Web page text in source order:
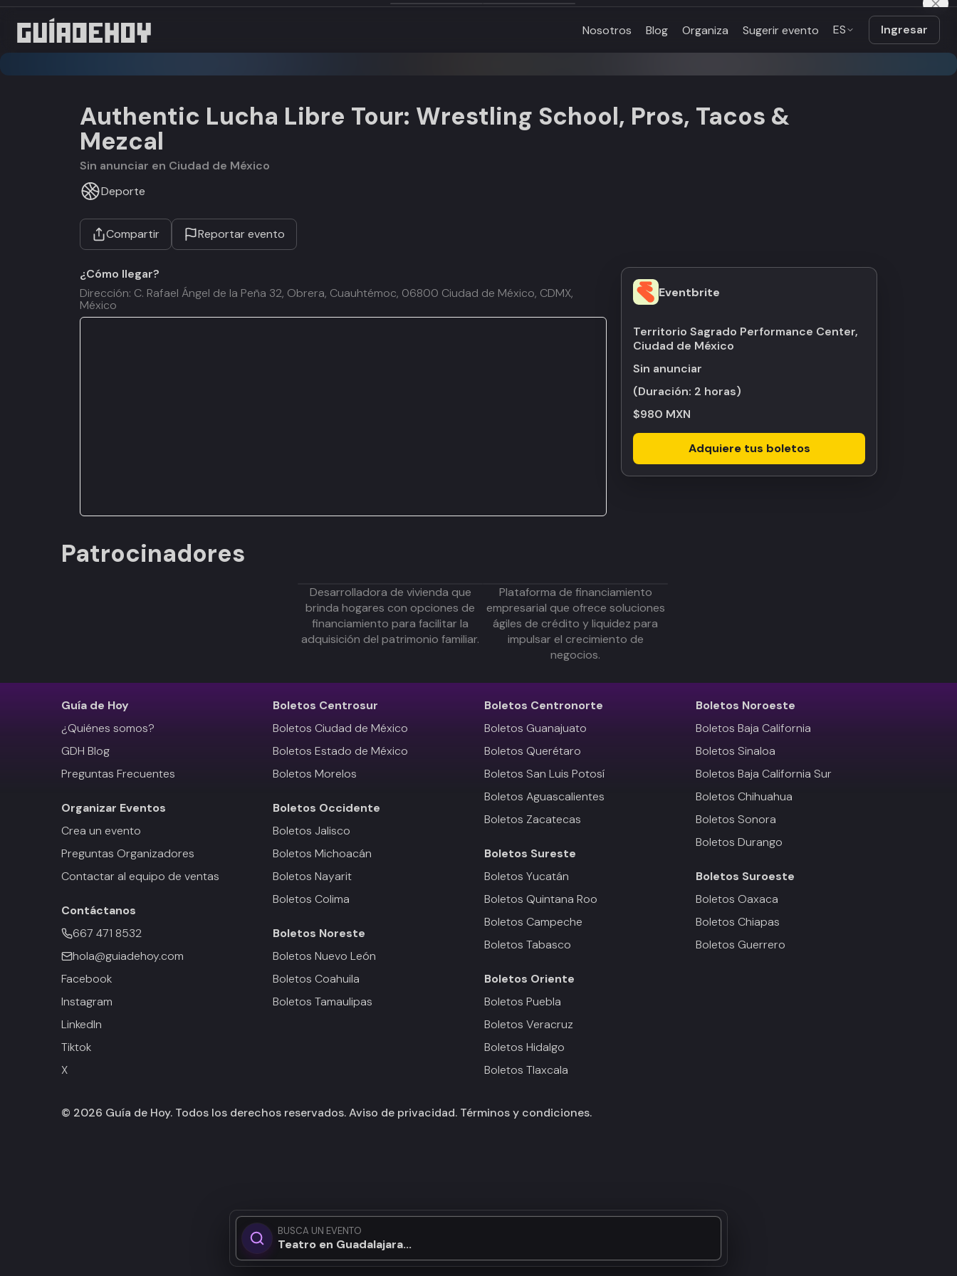
Nosotros Blog Organiza Sugerir evento ES Ingresar
BUSCA UN EVENTO
Teatro en Guadalajara...
Authentic Lucha Libre Tour: Wrestling School, Pros, Tacos &
Mezcal
Sin anunciar en Ciudad de México
Deporte
Compartir Reportar evento
Eventbrite
Territorio Sagrado Performance Center,
Ciudad de México
Sin anunciar
(Duración: 2 horas)
$980 MXN
Adquiere tus boletos
¿Cómo llegar?
Dirección: C. Rafael Ángel de la Peña 32, Obrera, Cuauhtémoc, 06800 Ciudad de México, CDMX,
México
Patrocinadores
Desarrolladora de vivienda que
brinda hogares con opciones de
financiamiento para facilitar la
adquisición del patrimonio familiar.
Plataforma de financiamiento
empresarial que ofrece soluciones
ágiles de crédito y liquidez para
impulsar el crecimiento de
negocios.
Guía de Hoy
¿Quiénes somos?
GDH Blog
Preguntas Frecuentes
Organizar Eventos
Crea un evento
Preguntas Organizadores
Contactar al equipo de ventas
Contáctanos
667 471 8532
hola@guiadehoy.com
Facebook
Instagram
LinkedIn
Tiktok
X
Boletos Centrosur
Boletos Ciudad de México
Boletos Estado de México
Boletos Morelos
Boletos Occidente
Boletos Jalisco
Boletos Michoacán
Boletos Nayarit
Boletos Colima
Boletos Noreste
Boletos Nuevo León
Boletos Coahuila
Boletos Tamaulipas
Boletos Centronorte
Boletos Guanajuato
Boletos Querétaro
Boletos San Luis Potosí
Boletos Aguascalientes
Boletos Zacatecas
Boletos Sureste
Boletos Yucatán
Boletos Quintana Roo
Boletos Campeche
Boletos Tabasco
Boletos Oriente
Boletos Puebla
Boletos Veracruz
Boletos Hidalgo
Boletos Tlaxcala
Boletos Noroeste
Boletos Baja California
Boletos Sinaloa
Boletos Baja California Sur
Boletos Chihuahua
Boletos Sonora
Boletos Durango
Boletos Suroeste
Boletos Oaxaca
Boletos Chiapas
Boletos Guerrero
© 2026 Guía de Hoy. Todos los derechos reservados.Aviso de privacidad. Términos y condiciones.